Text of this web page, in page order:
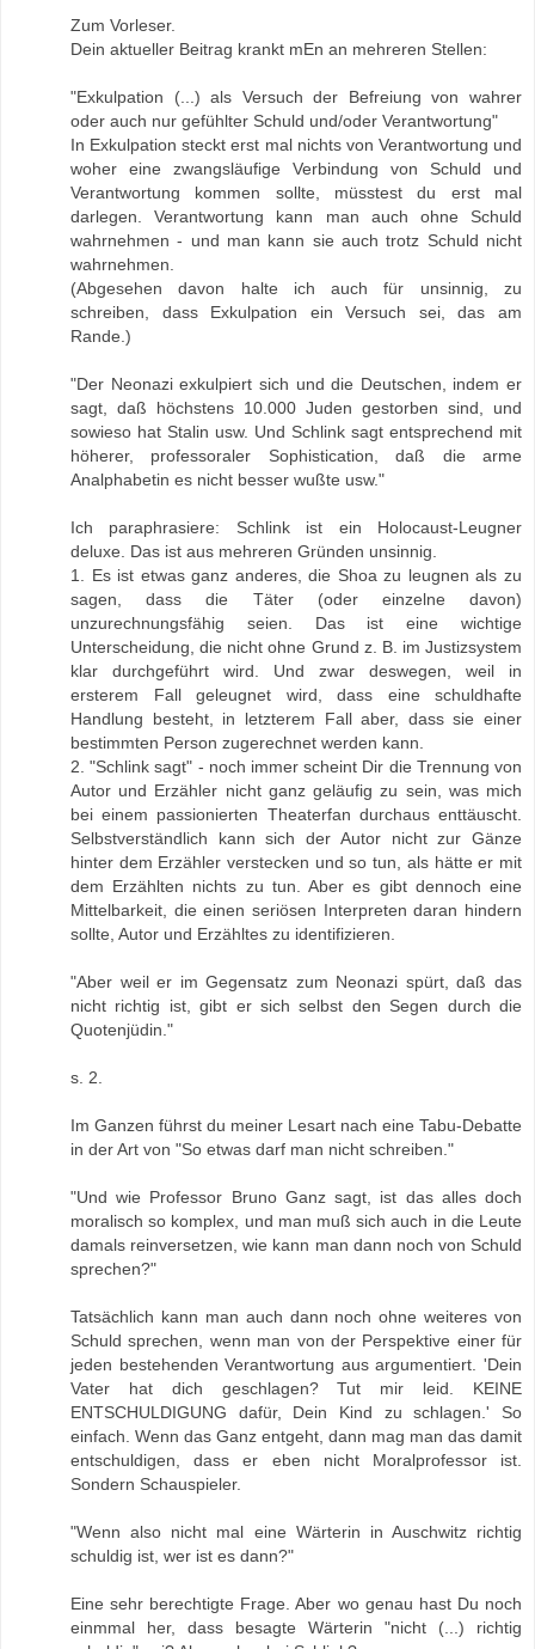
Zum Vorleser.
Dein aktueller Beitrag krankt mEn an mehreren Stellen:
"Exkulpation (...) als Versuch der Befreiung von wahrer
oder auch nur gefühlter Schuld und/oder Verantwortung"
In Exkulpation steckt erst mal nichts von Verantwortung und
woher eine zwangsläufige Verbindung von Schuld und
Verantwortung kommen sollte, müsstest du erst mal
darlegen. Verantwortung kann man auch ohne Schuld
wahrnehmen - und man kann sie auch trotz Schuld nicht
wahrnehmen.
(Abgesehen davon halte ich auch für unsinnig, zu
schreiben, dass Exkulpation ein Versuch sei, das am
Rande.)
"Der Neonazi exkulpiert sich und die Deutschen, indem er
sagt, daß höchstens 10.000 Juden gestorben sind, und
sowieso hat Stalin usw. Und Schlink sagt entsprechend mit
höherer, professoraler Sophistication, daß die arme
Analphabetin es nicht besser wußte usw."
Ich paraphrasiere: Schlink ist ein Holocaust-Leugner
deluxe. Das ist aus mehreren Gründen unsinnig.
1. Es ist etwas ganz anderes, die Shoa zu leugnen als zu
sagen, dass die Täter (oder einzelne davon)
unzurechnungsfähig seien. Das ist eine wichtige
Unterscheidung, die nicht ohne Grund z. B. im Justizsystem
klar durchgeführt wird. Und zwar deswegen, weil in
ersterem Fall geleugnet wird, dass eine schuldhafte
Handlung besteht, in letzterem Fall aber, dass sie einer
bestimmten Person zugerechnet werden kann.
2. "Schlink sagt" - noch immer scheint Dir die Trennung von
Autor und Erzähler nicht ganz geläufig zu sein, was mich
bei einem passionierten Theaterfan durchaus enttäuscht.
Selbstverständlich kann sich der Autor nicht zur Gänze
hinter dem Erzähler verstecken und so tun, als hätte er mit
dem Erzählten nichts zu tun. Aber es gibt dennoch eine
Mittelbarkeit, die einen seriösen Interpreten daran hindern
sollte, Autor und Erzähltes zu identifizieren.
"Aber weil er im Gegensatz zum Neonazi spürt, daß das
nicht richtig ist, gibt er sich selbst den Segen durch die
Quotenjüdin."
s. 2.
Im Ganzen führst du meiner Lesart nach eine Tabu-Debatte
in der Art von "So etwas darf man nicht schreiben."
"Und wie Professor Bruno Ganz sagt, ist das alles doch
moralisch so komplex, und man muß sich auch in die Leute
damals reinversetzen, wie kann man dann noch von Schuld
sprechen?"
Tatsächlich kann man auch dann noch ohne weiteres von
Schuld sprechen, wenn man von der Perspektive einer für
jeden bestehenden Verantwortung aus argumentiert. 'Dein
Vater hat dich geschlagen? Tut mir leid. KEINE
ENTSCHULDIGUNG dafür, Dein Kind zu schlagen.' So
einfach. Wenn das Ganz entgeht, dann mag man das damit
entschuldigen, dass er eben nicht Moralprofessor ist.
Sondern Schauspieler.
"Wenn also nicht mal eine Wärterin in Auschwitz richtig
schuldig ist, wer ist es dann?"
Eine sehr berechtigte Frage. Aber wo genau hast Du noch
einmmal her, dass besagte Wärterin "nicht (...) richtig